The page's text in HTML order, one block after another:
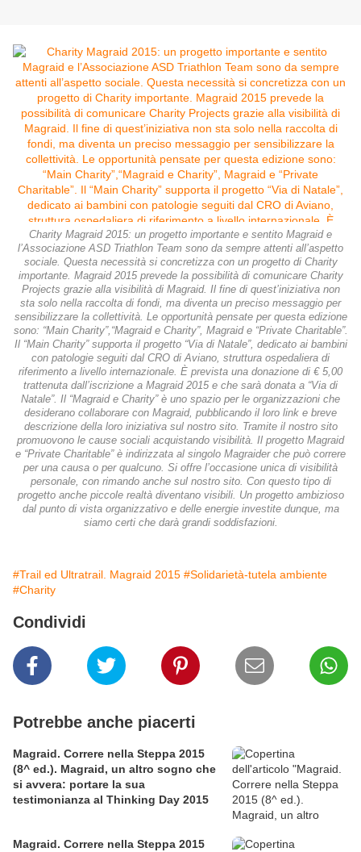
Charity Magraid 2015: un progetto importante e sentito Magraid e
l’Associazione ASD Triathlon Team sono da sempre attenti all’aspetto
sociale. Questa necessità si concretizza con un progetto di Charity
importante. Magraid 2015 prevede la possibilità di comunicare Charity
Projects grazie alla visibilità di Magraid. Il fine di quest’iniziativa non
sta solo nella raccolta di fondi, ma diventa un preciso messaggio per
sensibilizzare la collettività. Le opportunità pensate per questa edizione
sono: “Main Charity”,“Magraid e Charity”, Magraid e “Private Charitable”.
Il “Main Charity” supporta il progetto “Via di Natale”, dedicato ai bambini
con patologie seguiti dal CRO di Aviano, struttura ospedaliera di
riferimento a livello internazionale. È prevista una donazione di € 5,00
trattenuta dall’iscrizione a Magraid 2015 e che sarà donata a “Via di
Natale”. Il “Magraid e Charity” è uno spazio per le organizzazioni che
desiderano collaborare con Magraid, pubblicando il loro link e breve
descrizione della loro iniziativa sul nostro sito. Tramite il nostro sito
promuovono le cause sociali acquistando visibilità. Il progetto Magraid
e “Private Charitable” è indirizzata al singolo Magraider che può correre
per una causa o per qualcuno. Si offre l’occasione unica di visibilità
personale, con rimando anche sul nostro sito. Con questo tipo di
progetto anche piccole realtà diventano visibili. Un progetto ambizioso
dal punto di vista organizzativo e delle energie investite dunque, ma
siamo certi che darà grandi soddisfazioni.
#Trail ed Ultratrail. Magraid 2015 #Solidarietà-tutela ambiente
#Charity
Condividi
Potrebbe anche piacerti
Magraid. Correre nella Steppa 2015
(8^ ed.). Magraid, un altro sogno che
si avvera: portare la sua
testimonianza al Thinking Day 2015
Magraid. Correre nella Steppa 2015